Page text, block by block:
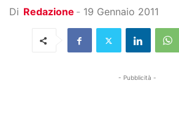
Di Redazione - 19 Gennaio 2011
- Pubblicità -